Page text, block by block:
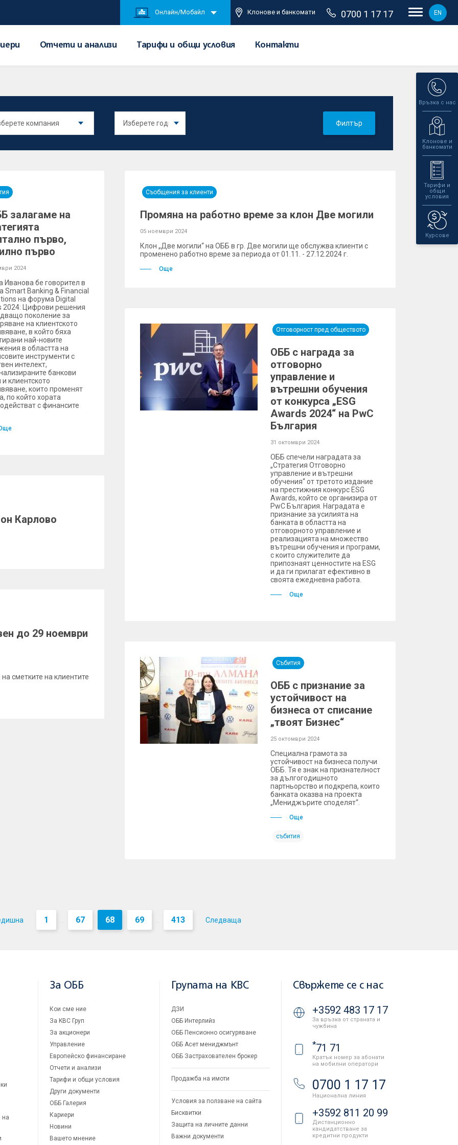
Онлайн/Мобайл Клонове и банкомати 0700 1 17 17 EN
Отчети и анализи Тарифи и общи условия Контакти
Връзка с нас
Клонове и
банкомати
Тарифи и
общи
условия
Курсове
Филтър
залагаме на
първо,
първо
2024
Иванова бе говорител в
Smart Banking & Financial
на форума Digital
2024: Цифрови решения
поколение за
на клиентското
в който бяха
най-новите
в областта на
инструменти с
интелект,
банкови
и клиентското
които променят
по който хората
с финансите
Съобщения за клиенти
Промяна на работно време за клон Две могили
05 ноември 2024
Клон „Две могили“ на ОББ в гр. Две могили ще обслужва клиенти с
променено работно време за периода от 01.11. - 27.12.2024 г.
Още
Карлово
Отговорност пред обществото
ОББ с награда за
отговорно
управление и
вътрешни обучения
от конкурса „ESG
Awards 2024“ на PwC
България
31 октомври 2024
ОББ спечели наградата за
„Стратегия Отговорно
управление и вътрешни
обучения“ от третото издание
на престижния конкурс ESG
Awards, който се организира от
PwC България. Наградата е
признание за усилията на
банката в областта на
отговорното управление и
реализацията на множество
вътрешни обучения и програми,
с които служителите да
припознаят ценностите на ESG
и да ги прилагат ефективно в
своята ежедневна работа.
Още
до 29 ноември
сметките на клиентите
Събития
ОББ с признание за
устойчивост на
бизнеса от списание
„твоят Бизнес“
25 октомври 2024
Специална грамота за
устойчивост на бизнеса получи
ОББ. Тя е знак на признателност
за дългогодишното
партньорство и подкрепа, които
банката оказва на проекта
„Мениджърите споделят“.
Още
събития
1 ... 67 68 69 ... 413 Следваща
на
За ОББ
Кои сме ние
За KBC Груп
За акционери
Управление
Европейско финансиране
Отчети и анализи
Тарифи и общи условия
Други документи
ОББ Галерия
Кариери
Новини
Вашето мнение
Групата на KBC
ДЗИ
ОББ Интерлийз
ОББ Пенсионно осигуряване
ОББ Асет мениджмънт
ОББ Застрахователен брокер
Продажба на имоти
Условия за ползване на сайта
Бисквитки
Защита на личните данни
Важни документи
Свържете се с нас
+3592 483 17 17
За връзка от страната и
чужбина
*71 71
Кратък номер за абонати
на мобилни оператори
0700 1 17 17
Национална линия
+3592 811 20 99
Дистанционно
кандидатстване за
кредитни продукти